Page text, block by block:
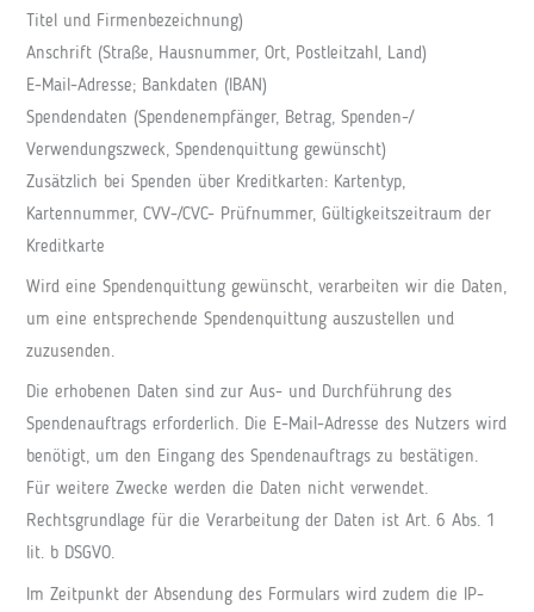
Titel und Firmenbezeichnung)
Anschrift (Straße, Hausnummer, Ort, Postleitzahl, Land)
E-Mail-Adresse; Bankdaten (IBAN)
Spendendaten (Spendenempfänger, Betrag, Spenden-/
Verwendungszweck, Spendenquittung gewünscht)
Zusätzlich bei Spenden über Kreditkarten: Kartentyp,
Kartennummer, CVV-/CVC- Prüfnummer, Gültigkeitszeitraum der
Kreditkarte
Wird eine Spendenquittung gewünscht, verarbeiten wir die Daten,
um eine entsprechende Spendenquittung auszustellen und
zuzusenden.
Die erhobenen Daten sind zur Aus- und Durchführung des
Spendenauftrags erforderlich. Die E-Mail-Adresse des Nutzers wird
benötigt, um den Eingang des Spendenauftrags zu bestätigen.
Für weitere Zwecke werden die Daten nicht verwendet.
Rechtsgrundlage für die Verarbeitung der Daten ist Art. 6 Abs. 1
lit. b DSGVO.
Im Zeitpunkt der Absendung des Formulars wird zudem die IP-